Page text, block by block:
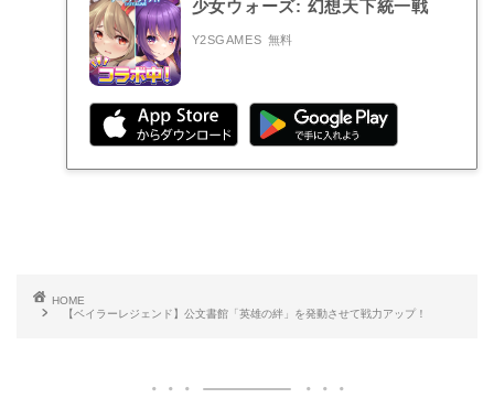
少女ウォーズ: 幻想天下統一戦
Y2SGAMES 無料
HOME
【ベイラーレジェンド】公文書館「英雄の絆」を発動させて戦力アップ！